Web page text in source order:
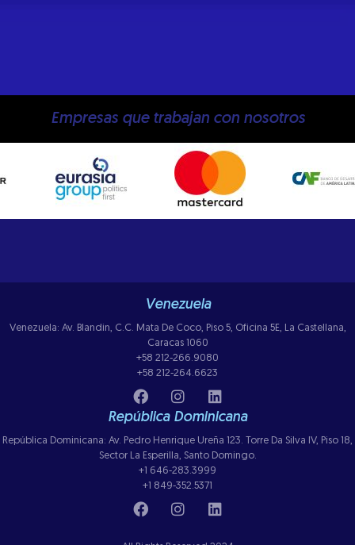
Empresas que trabajan con nosotros
Venezuela
Venezuela: Av. Blandin, C.C. Mata De Coco, Piso 5, Oficina 5E, La Castellana,
Caracas 1060
+58 212-266.9080
+58 212-264.6623
República Dominicana
República Dominicana: Av. Pedro Henrique Ureña 123. Torre Da Silva IV, Piso 18,
Sector La Esperilla, Santo Domingo.
+1 646-283.3999
+1 849-352.5371